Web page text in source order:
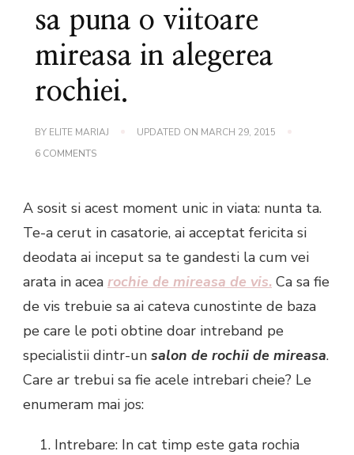
sa puna o viitoare
mireasa in alegerea
rochiei.
BY ELITE MARIAJ UPDATED ON MARCH 29, 2015
6 COMMENTSON
TREBUI
PUNA
VIITOARE
MIREASA
IN
ALEGEREA
ROCHIEI.
A sosit si acest moment unic in viata: nunta ta.
Te-a cerut in casatorie, ai acceptat fericita si
deodata ai inceput sa te gandesti la cum vei
arata in acea rochie de mireasa de vis. Ca sa fie
de vis trebuie sa ai cateva cunostinte de baza
pe care le poti obtine doar intreband pe
specialistii dintr-un salon de rochii de mireasa.
Care ar trebui sa fie acele intrebari cheie? Le
enumeram mai jos:
Intrebare: In cat timp este gata rochia